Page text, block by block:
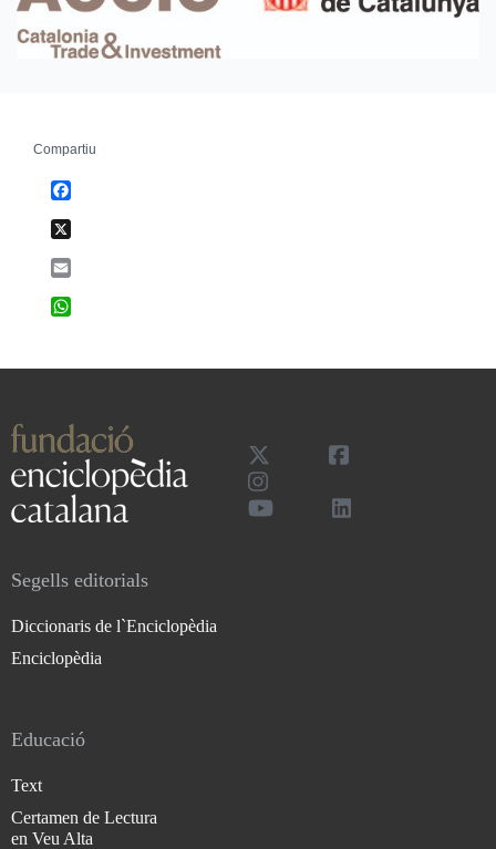
Compartiu
Segells editorials
Diccionaris de l`Enciclopèdia
Enciclopèdia
Educació
Text
Certamen de Lectura
en Veu Alta